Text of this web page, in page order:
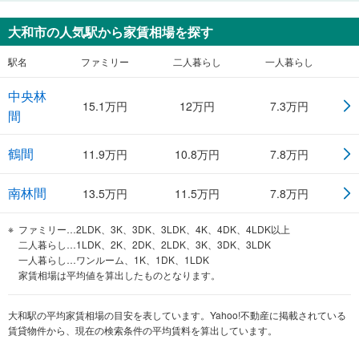
大和市の人気駅から家賃相場を探す
駅名 ファミリー 二人暮らし 一人暮らし
中央林
間
15.1万円 12万円 7.3万円
鶴間 11.9万円 10.8万円 7.8万円
南林間 13.5万円 11.5万円 7.8万円
ファミリー…2LDK、3K、3DK、3LDK、4K、4DK、4LDK以上
二人暮らし…1LDK、2K、2DK、2LDK、3K、3DK、3LDK
一人暮らし…ワンルーム、1K、1DK、1LDK
家賃相場は平均値を算出したものとなります。
大和駅の平均家賃相場の目安を表しています。Yahoo!不動産に掲載されている
賃貸物件から、現在の検索条件の平均賃料を算出しています。